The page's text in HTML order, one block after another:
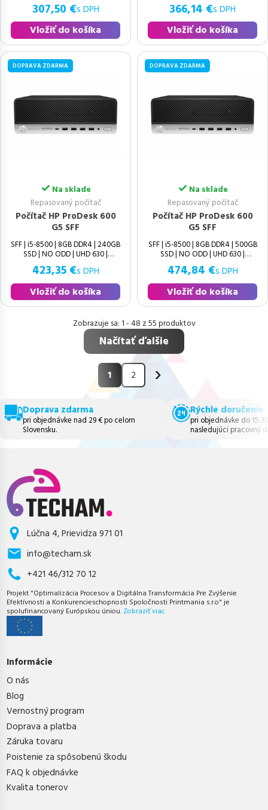
307,50 €s DPH
Vložiť do košíka
366,14 €s DPH
Vložiť do košíka
DOPRAVA ZDARMA
Na sklade
Repasovaný počítač
Počítač HP ProDesk 600
G5 SFF
SFF | i5-8500 | 8GB DDR4 | 240GB
SSD | NO ODD | UHD 630 |
423,35 €s DPH
Vložiť do košíka
DOPRAVA ZDARMA
Na sklade
Repasovaný počítač
Počítač HP ProDesk 600
G5 SFF
SFF | i5-8500 | 8GB DDR4 | 500GB
SSD | NO ODD | UHD 630 |
474,84 €s DPH
Vložiť do košíka
1 - 48 z 55 produktov
Načítať ďalšie
1 2 ›
Doprava zdarma
pri objednávke nad 29 € po celom
Slovensku.
Rýchle doručenie
pri objednávke do
nasledujúci pracovný
Lúčna 4, Prievidza 971 01
info@techam.sk
+421 46/312 70 12
Projekt "Optimalizácia Procesov a Digitálna Transformácia Pre Zvýšenie
Efektívnosti a Konkurencieschopnosti Spoločnosti Printmania s.r.o" je
spolufinancovaný Európskou úniou. Zobraziť viac.
Informácie
O nás
Blog
Vernostný program
Doprava a platba
Záruka tovaru
Poistenie za spôsobenú škodu
FAQ k objednávke
Kvalita tonerov